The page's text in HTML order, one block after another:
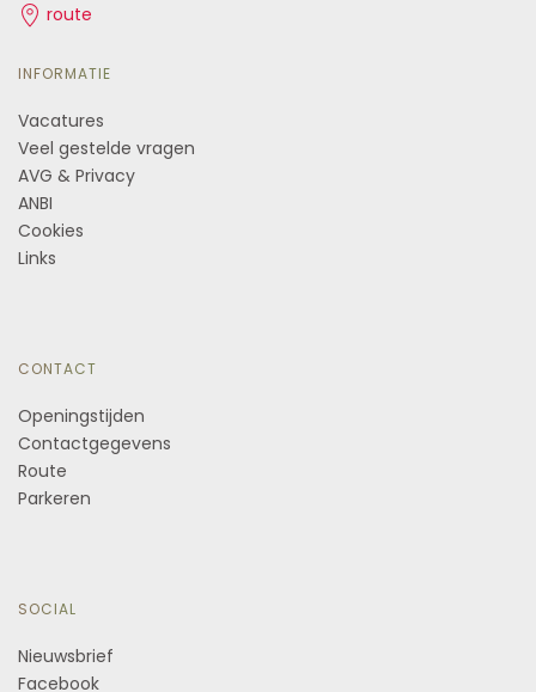
route
INFORMATIE
Vacatures
Veel gestelde vragen
AVG & Privacy
ANBI
Cookies
Links
CONTACT
Openingstijden
Contactgegevens
Route
Parkeren
SOCIAL
Nieuwsbrief
Facebook